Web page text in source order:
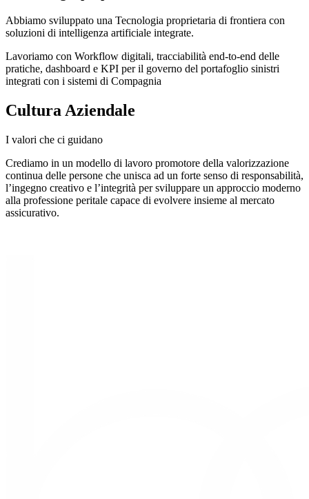
Abbiamo sviluppato una Tecnologia proprietaria di frontiera con
soluzioni di intelligenza artificiale integrate.
Lavoriamo con Workflow digitali, tracciabilità end‑to‑end delle
pratiche, dashboard e KPI per il governo del portafoglio sinistri
integrati con i sistemi di Compagnia
Cultura Aziendale
I valori che ci guidano
Crediamo in un modello di lavoro promotore della valorizzazione
continua delle persone che unisca ad un forte senso di responsabilità,
l’ingegno creativo e l’integrità per sviluppare un approccio moderno
alla professione peritale capace di evolvere insieme al mercato
assicurativo.